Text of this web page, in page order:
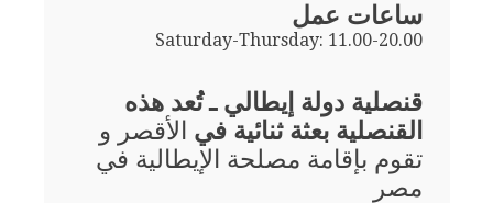
ساعات عمل
Saturday-Thursday: 11.00-20.00
قنصلية دولة إيطالي ـ تُعد هذه
القنصلية بعثة ثنائية في الأقصر و
تقوم بإقامة مصلحة الإيطالية في
مصر